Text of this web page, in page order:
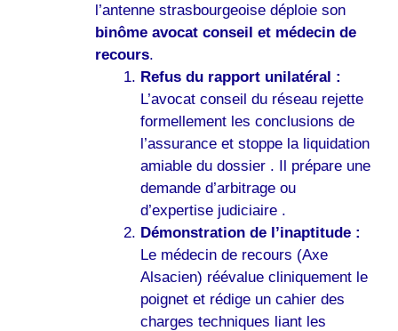
l’antenne strasbourgeoise déploie son
binôme avocat conseil et médecin de
recours.
Refus du rapport unilatéral :
L’avocat conseil du réseau rejette
formellement les conclusions de
l’assurance et stoppe la liquidation
amiable du dossier . Il prépare une
demande d’arbitrage ou
d’expertise judiciaire .
Démonstration de l’inaptitude :
Le médecin de recours (Axe
Alsacien) réévalue cliniquement le
poignet et rédige un cahier des
charges techniques liant les